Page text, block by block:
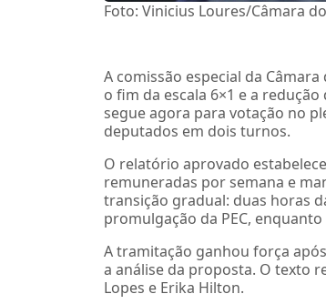
Foto: Vinicius Loures/Câmara
A comissão especial da
o fim da escala 6×1 e a
segue agora para votação no
deputados em dois turnos.
O relatório aprovado
remuneradas por semana e
transição gradual: duas horas
promulgação da PEC,
A tramitação ganhou força
a análise da proposta. O texto
Lopes e Erika Hilton.